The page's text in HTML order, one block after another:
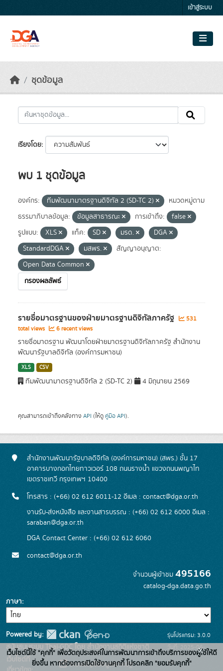
เข้าสู่ระบบ
ชุดข้อมูล
เรียงโดย
พบ 1 ชุดข้อมูล
องค์กร: ทีมพัฒนามาตรฐานดิจิทัล 2 (SD-TC 2)
หมวดหมู่ตาม
ธรรมาภิบาลข้อมูล:
ข้อมูลสาธารณะ การเข้าถึง:
false
รูปแบบ:
XLS แท็ค: SD มรด.
DGA
StandardDGA
มสพร.
สัญญาอนุญาต:
Open Data Common
กรองผลลัพธ์
รายชื่อมาตรฐานของฝ่ายมาตรฐานดิจิทัลภาครัฐ
531
total views
6 recent views
รายชื่อมาตรฐาน พัฒนาโดยฝ่ายมาตรฐานดิจิทัลภาครัฐ สำนักงาน
พัฒนารัฐบาลดิจิทัล (องค์การมหาชน)
XLS CSV
ทีมพัฒนามาตรฐานดิจิทัล 2 (SD-TC 2) 4 มิถุนายน 2569
คุณสามารถเข้าถึงคลังทาง API (ให้ดู คู่มือ API).
สำนักงานพัฒนารัฐบาลดิจิทัล (องค์การมหาชน) (สพร.) ชั้น 17
อาคารบางกอกไทยทาวเวอร์ 108 ถนนรางน้ำ แขวงถนนพญาไท
เขตราชเทวี กรุงเทพฯ 10400
โทรสาร : (+66) 02 612 6011-12 อีเมล : contact@dga.or.th
งานรับ-ส่งหนังสือ และงานสารบรรณ : (+66) 02 612 6000 อีเมล :
saraban@dga.or.th
DGA Contact Center : (+66) 02 612 6060
contact@dga.or.th
จำนวนผู้เข้าชม 495166
catalog-dga.data.go.th
ภาษา
Powered by:
สนับสนุนระบบ Thai-GDC โดย สำนักงานสถิติแห่งชาติ
เว็บไซต์ที่
ระบบบัญชีข้อมูลภาครัฐ
รุ่นโปรแกรม: 3.0.0
วันที่: 2025-06-
26
เว็บไซต์นี้ใช้ "คุกกี้" เพื่อวัตถุประสงค์ในการพัฒนาการเข้าถึงบริการของผู้ใช้ให้ดี
ยิ่งขึ้น หากต้องการเปิดใช้งานคุกกี้ โปรดคลิก "ยอมรับคุกกี้"
x